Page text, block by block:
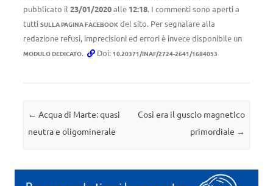
pubblicato il 23/01/2020alle 12:18. I commenti sono aperti a
tutti SULLA PAGINA FACEBOOK del sito. Per segnalare alla
redazione refusi, imprecisioni ed errori è invece disponibile un
MODULO DEDICATO. Doi: 10.20371/INAF/2724-2641/1684053
Navigazione articolo
← Acqua di Marte: quasi
neutra e oligominerale
Così era il guscio magnetico
primordiale →